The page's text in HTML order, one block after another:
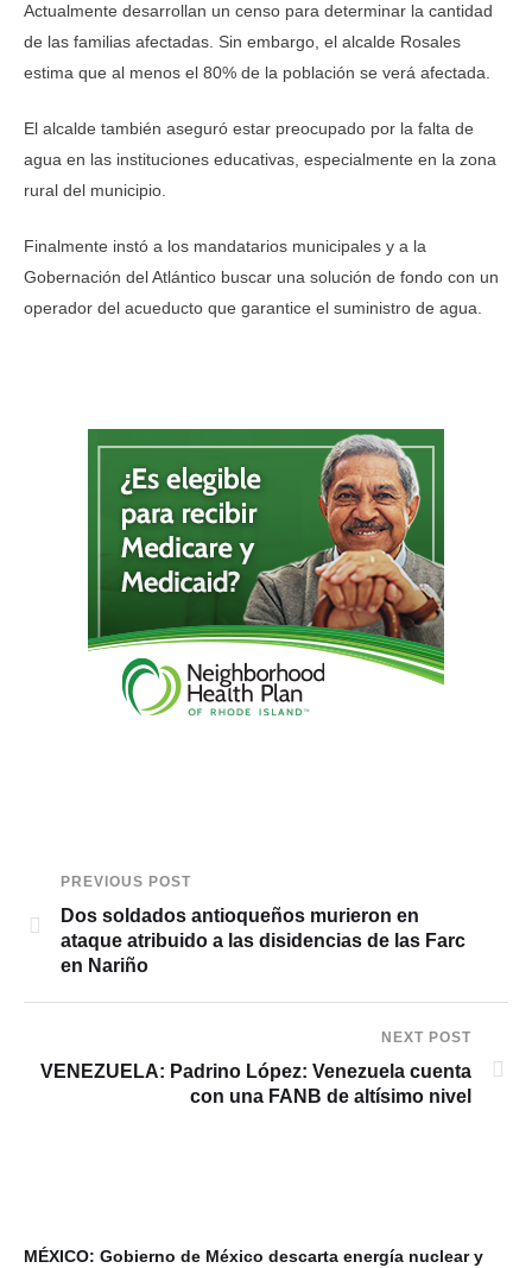
Actualmente desarrollan un censo para determinar la cantidad
de las familias afectadas. Sin embargo, el alcalde Rosales
estima que al menos el 80% de la población se verá afectada.
El alcalde también aseguró estar preocupado por la falta de
agua en las instituciones educativas, especialmente en la zona
rural del municipio.
Finalmente instó a los mandatarios municipales y a la
Gobernación del Atlántico buscar una solución de fondo con un
operador del acueducto que garantice el suministro de agua.
PREVIOUS POST
Dos soldados antioqueños murieron en
ataque atribuido a las disidencias de las Farc
en Nariño
NEXT POST
VENEZUELA: Padrino López: Venezuela cuenta
con una FANB de altísimo nivel
MÉXICO: Gobierno de México descarta energía nuclear y